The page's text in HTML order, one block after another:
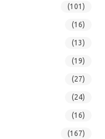
(101)
(16)
(13)
(19)
(27)
(24)
(16)
(167)